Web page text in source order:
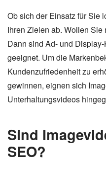
Ob sich der Einsatz für Sie
Ihren Zielen ab. Wollen Sie
Dann sind Ad- und
geeignet. Um die
Kundenzufriedenheit zu
gewinnen, eignen sich
Unterhaltungsvideos
Sind
SEO?